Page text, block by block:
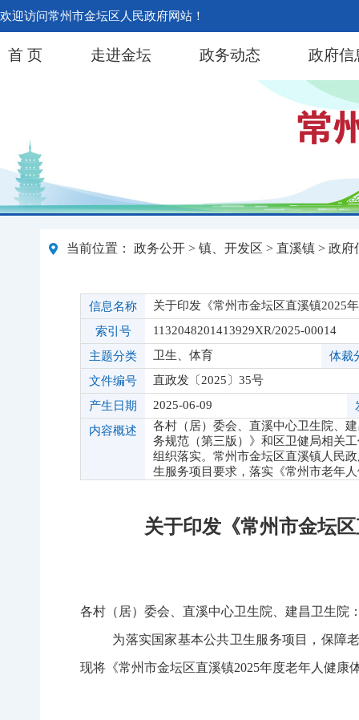
欢迎访问常州市金坛区人民政府网站！
首 页 走进金坛 政务动态 政府信
当前位置： 政务公开 > 镇、开发区 > 直溪镇 > 政府
信息名称
关于印发《常州市金坛区直溪镇2025
索引号
1132048201413929XR/2025-00014
主题分类
卫生、体育
体裁
文件编号
直政发〔2025〕35号
产生日期
2025-06-09
内容概述
各村（居）委会、直溪中心卫生院、
务规范（第三版）》和区卫健局相关
组织落实。常州市金坛区直溪镇人民
生服务项目要求，落实《常州市老年
关于印发《常州市金坛
各村（居）委会、直溪中心卫生院、建昌卫生院
为落实国家基本公共卫生服务项目，保障
现将《常州市金坛区直溪镇2025年度老年人健康